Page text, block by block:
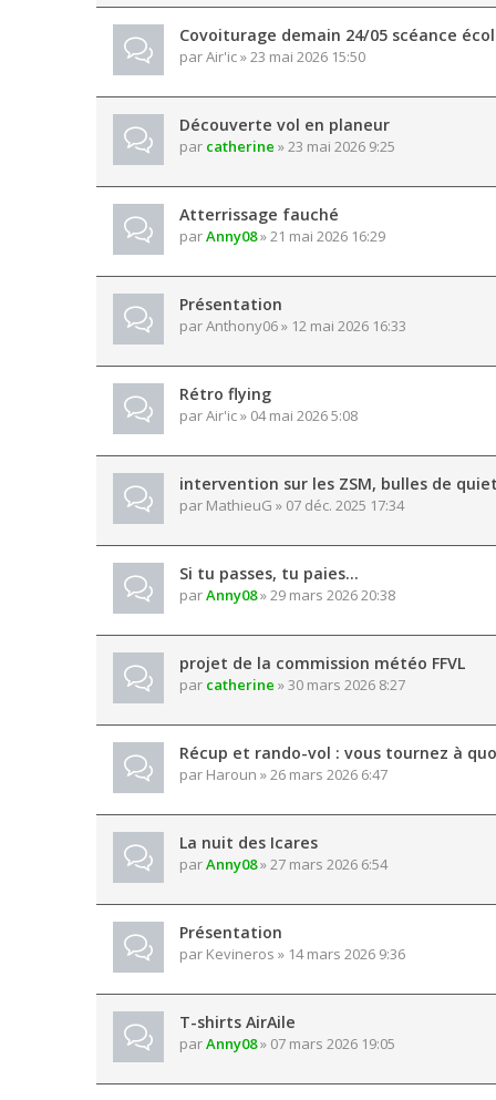
Covoiturage demain 24/05 scéance
parAir'ic» 23 mai 2026 15:50
Découverte vol en planeur
par catherine » 23 mai 2026 9:25
Atterrissage fauché
parAnny08» 21 mai 2026 16:29
Présentation
parAnthony06» 12 mai 2026 16:33
Rétro flying
parAir'ic» 04 mai 2026 5:08
intervention sur les ZSM, bulles de
par MathieuG » 07 déc. 2025 17:34
Si tu passes, tu paies...
parAnny08» 29 mars 2026 20:38
projet de la commission météo FFVL
par catherine » 30 mars 2026 8:27
Récup et rando-vol : vous tournez à
par Haroun » 26 mars 2026 6:47
La nuit des Icares
parAnny08» 27 mars 2026 6:54
Présentation
par Kevineros » 14 mars 2026 9:36
T-shirts AirAile
parAnny08» 07 mars 2026 19:05